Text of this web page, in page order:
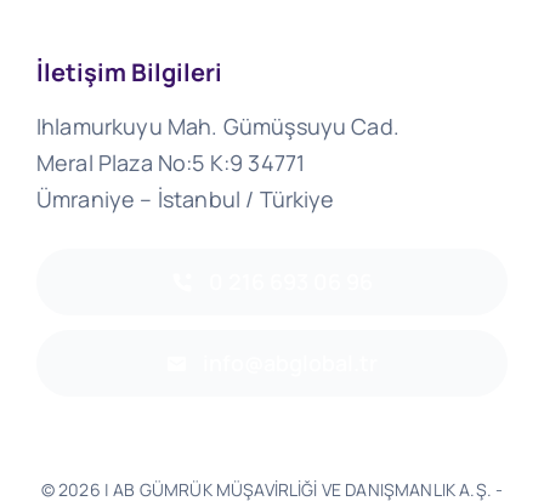
İletişim Bilgileri
Ihlamurkuyu Mah. Gümüşsuyu Cad.
Meral Plaza No:5 K:9 34771
Ümraniye – İstanbul / Türkiye
© 2026 | AB GÜMRÜK MÜŞAVİRLİĞİ VE DANIŞMANLIK A.Ş. -